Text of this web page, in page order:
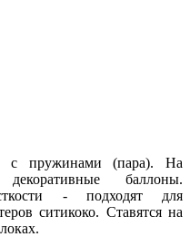
с пружинами (пара). На
декоративные баллоны.
- подходят для
ситикоко. Ставятся на